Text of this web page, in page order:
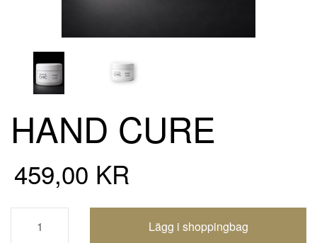
HAND CURE
459,00 KR
Shoppingbagen uppdaterad